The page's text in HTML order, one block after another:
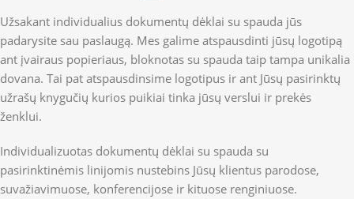
Užsakant individualius dokumentų dėklai su spauda jūs
padarysite sau paslaugą. Mes galime atspausdinti jūsų logotipą
ant įvairaus popieriaus, bloknotas su spauda taip tampa unikalia
dovana. Tai pat atspausdinsime logotipus ir ant Jūsų pasirinktų
užrašų knygučių kurios puikiai tinka jūsų verslui ir prekės
ženklui.
Individualizuotas dokumentų dėklai su spauda su
pasirinktinėmis linijomis nustebins Jūsų klientus parodose,
suvažiavimuose, konferencijose ir kituose renginiuose.